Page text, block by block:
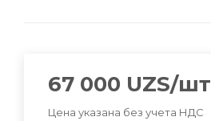
67 000 UZS/шт
Цена указана без учета НДС